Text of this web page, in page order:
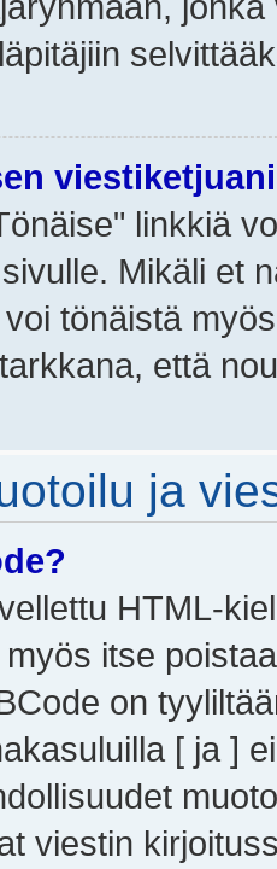
linkkiä
Mikäli et
tönäistä
että
ja
HTML-
myös itse
on
[ ja ]
viestin